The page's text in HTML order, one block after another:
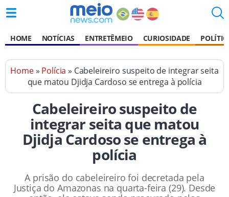
HOME NOTÍCIAS ENTRETÊMEIO CURIOSIDADE
Home» Polícia » Cabeleireiro suspeito de integrar seita
que matou Djidja Cardoso se entrega à polícia
Cabeleireiro suspeito de
integrar seita que matou
Djidja Cardoso se entrega à
polícia
A prisão do cabeleireiro foi decretada pela
Justiça do Amazonas na quarta-feira (29). Desde